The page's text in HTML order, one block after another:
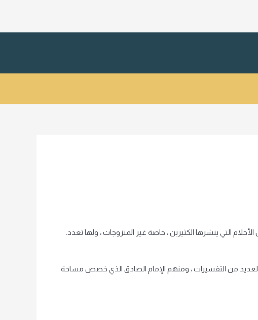
التي ينشرها الكثيرين ، خاصة غير المتزوجات ، ولها تعدد.
العديد من التفسيرات ، ومنهم الإمام الصادق الذي خصص مساحة